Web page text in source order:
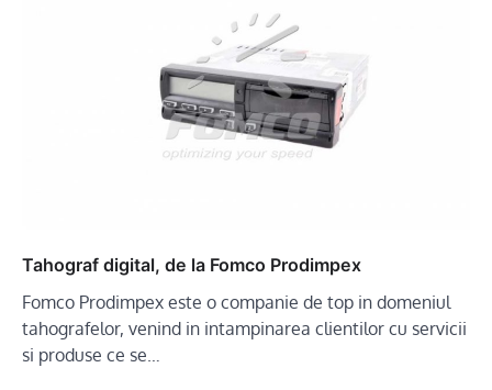
Tahograf digital, de la Fomco Prodimpex
Fomco Prodimpex este o companie de top in domeniul
tahografelor, venind in intampinarea clientilor cu servicii
si produse ce se…